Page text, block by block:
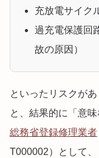
充放電サイク
過充電保護回
故の原因）
といったリスクが
と、結果的に「意
総務省登録修理業者
T000002）として、